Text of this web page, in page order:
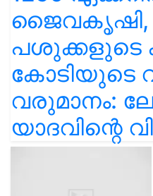
ജൈവകൃഷി,
പശുക്കളുടെ
കോടിയുടെ
വരുമാനം:
യാദവിന്റെ